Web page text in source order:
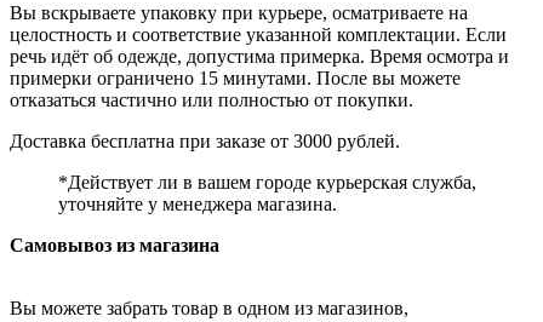
Вы вскрываете упаковку при курьере, осматриваете на
целостность и соответствие указанной комплектации. Если
речь идёт об одежде, допустима примерка. Время осмотра и
примерки ограничено 15 минутами. После вы можете
отказаться частично или полностью от покупки.
Доставка бесплатна при заказе от 3000 рублей.
*Действует ли в вашем городе курьерская служба,
уточняйте у менеджера магазина.
Самовывоз из магазина
Вы можете забрать товар в одном из магазинов,